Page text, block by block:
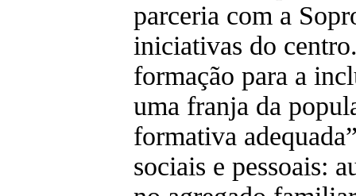
parceria com a
iniciativas do
formação para a
uma franja da
formativa
sociais e pessoais: